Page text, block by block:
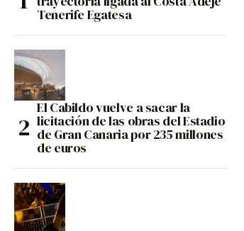
Tenerife Egatesa
El Cabildo vuelve a sacar la
licitación de las obras del Estadio
de Gran Canaria por 235 millones
de euros